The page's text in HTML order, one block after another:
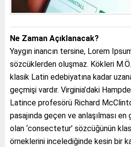
Ne Zaman Açıklanacak?
Yaygın inancın tersine, Lorem
sözcüklerden oluşmaz. Kökleri
klasik Latin edebiyatına kadar
geçmişi vardır. Virginia’daki
Latince profesörü Richard
pasajında geçen ve anlaşılması
olan ‘consectetur’ sözcüğünün
örneklerini incelediğinde kesin bir